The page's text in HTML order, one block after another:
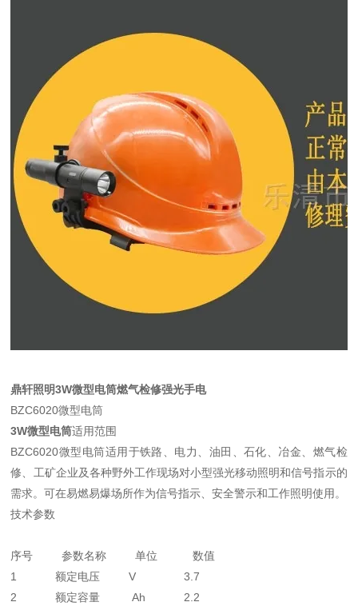
鼎轩照明3W微型电筒燃气检修强光手电
BZC6020微型电筒
3W微型电筒适用范围
BZC6020微型电筒适用于铁路、电力、油田、石化、冶金、燃气检
修、工矿企业及各种野外工作现场对小型强光移动照明和信号指示的
需求。可在易燃易爆场所作为信号指示、安全警示和工作照明使用。
技术参数
序号 参数名称 单位 数值
1 额定电压 V 3.7
2 额定容量 Ah 2.2